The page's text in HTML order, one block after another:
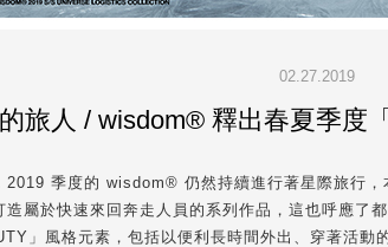
02.27.2019
旅人 / wisdom® 釋出春夏季度
2019 季度的 wisdom® 仍然持續進行著星際旅行，
造屬於快速來回奔走人員的系列作品，這也呼應
」風格元素，包括以便利長時間外出、穿著活動